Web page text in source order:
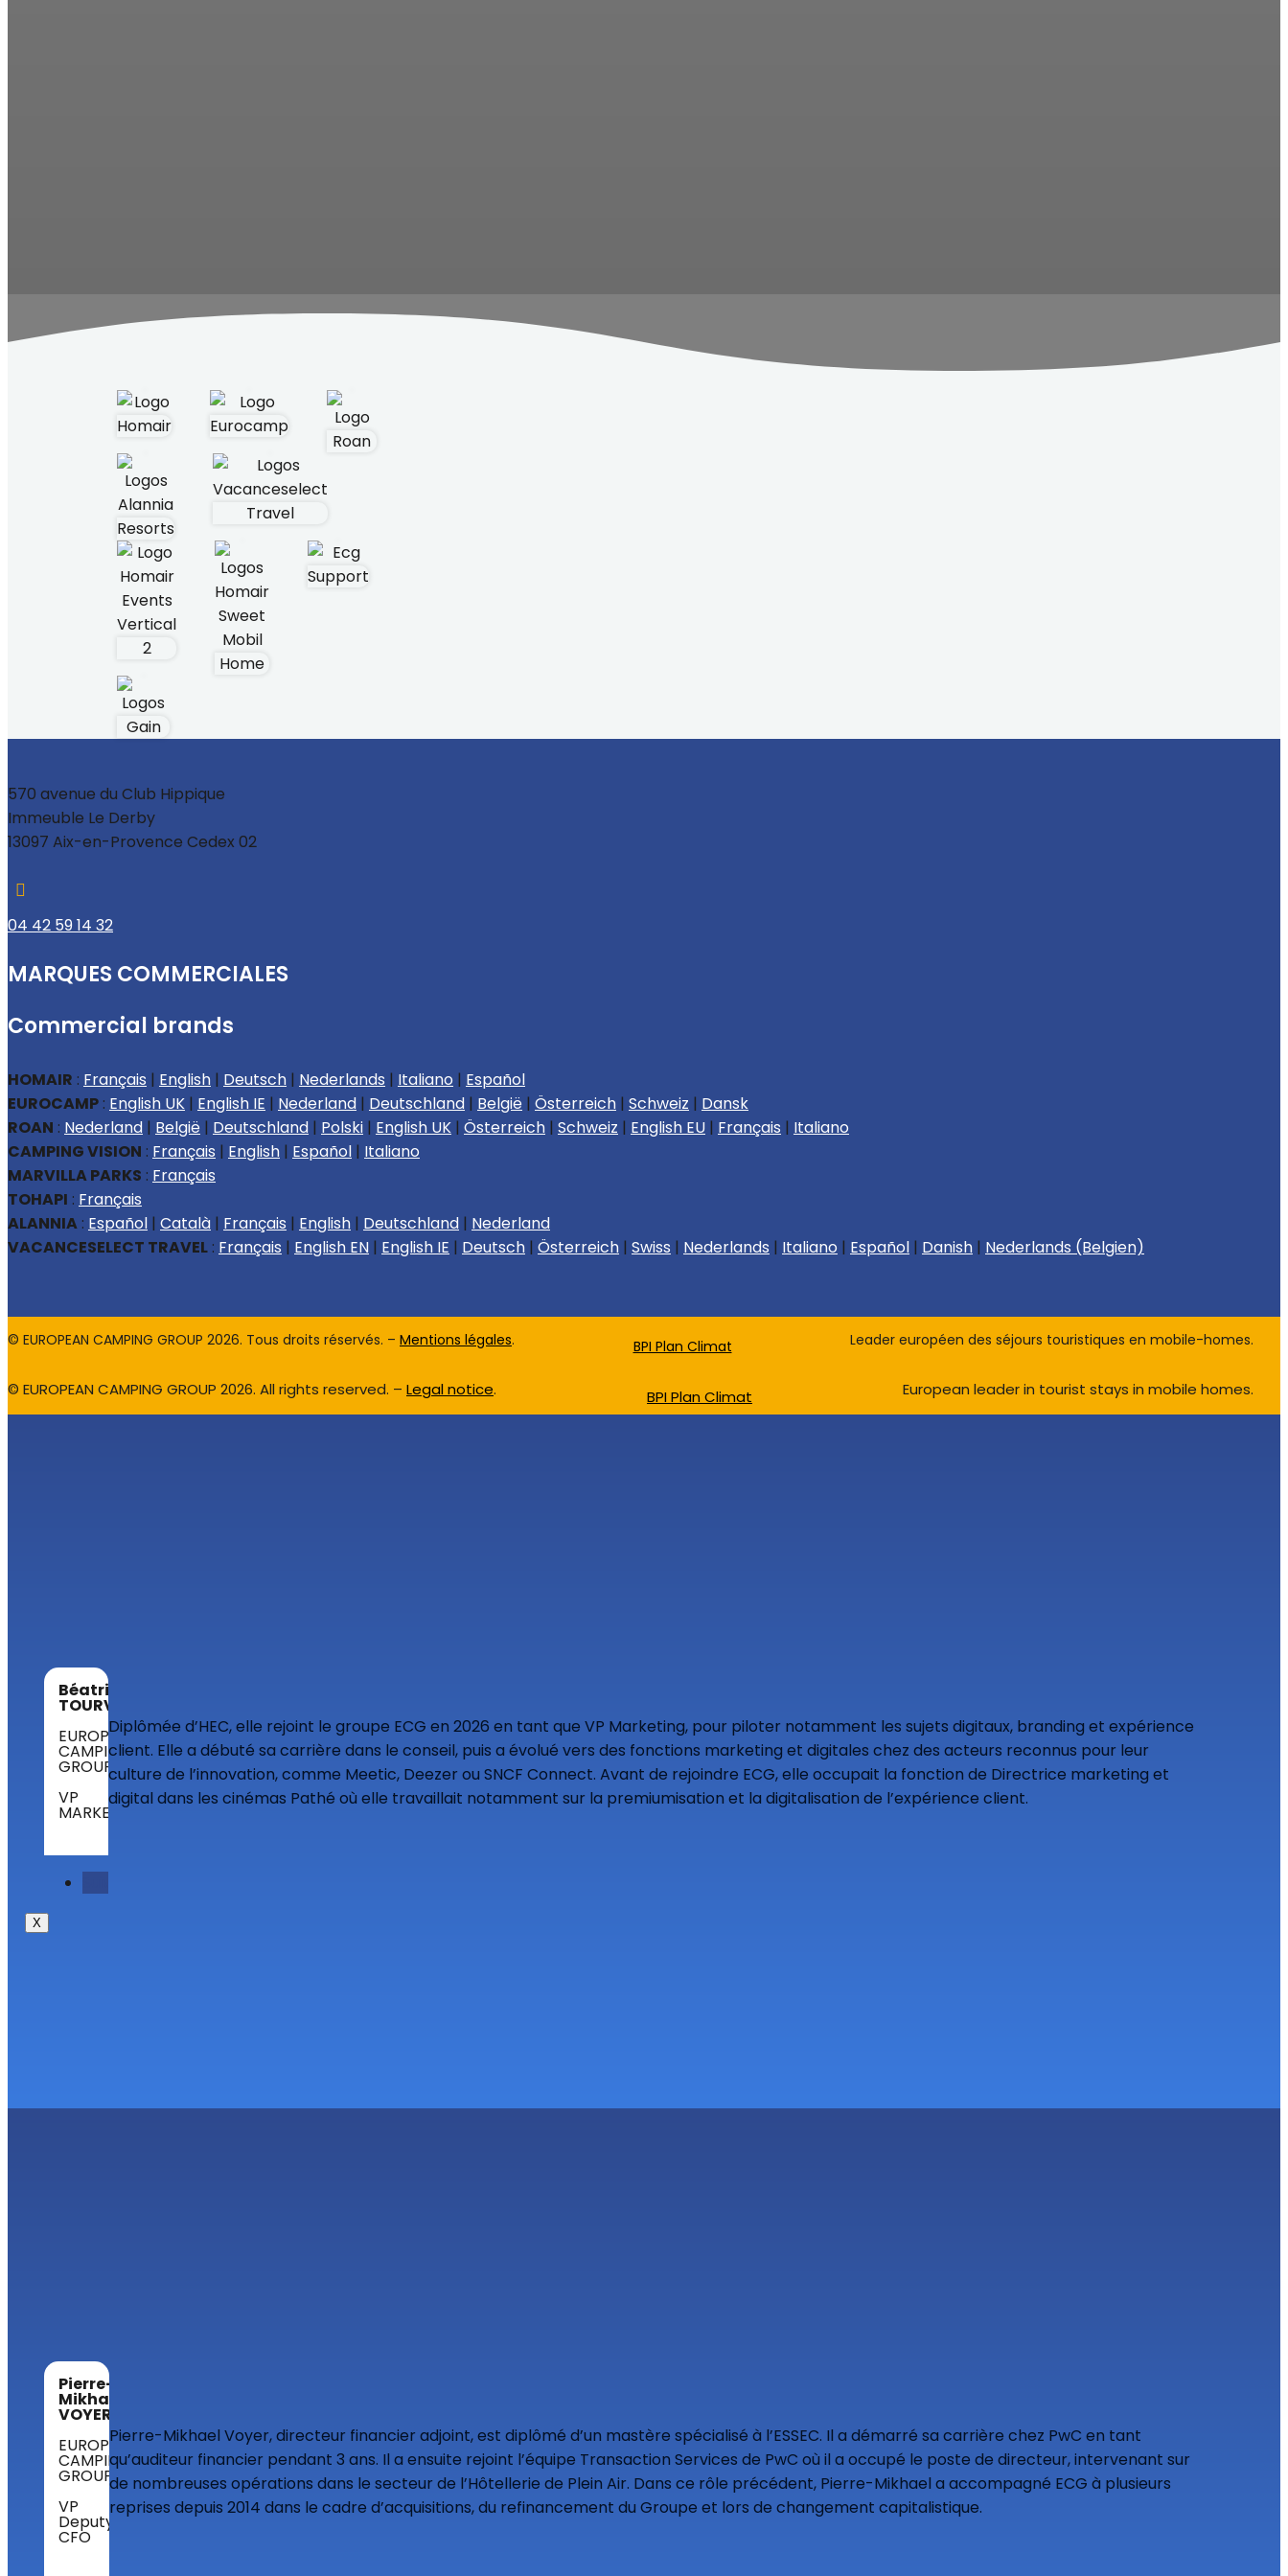
570 avenue du Club Hippique
Immeuble Le Derby
13097 Aix-en-Provence Cedex 02

04 42 59 14 32
MARQUES COMMERCIALES
Commercial brands
HOMAIR : Français | English | Deutsch | Nederlands | Italiano | Español
EUROCAMP : English UK | English IE | Nederland | Deutschland | België | Österreich | Schweiz | Dansk
ROAN : Nederland | België | Deutschland | Polski | English UK | Österreich | Schweiz | English EU | Français | Italiano
CAMPING VISION : Français | English | Español | Italiano
MARVILLA PARKS : Français
TOHAPI : Français
ALANNIA : Español | Català | Français | English | Deutschland | Nederland
VACANCESELECT TRAVEL : Français | English EN | English IE | Deutsch | Österreich | Swiss | Nederlands | Italiano | Español | Danish | Nederlands (Belgien)
© EUROPEAN CAMPING GROUP 2026. Tous droits réservés. – Mentions légales. BPI Plan Climat Leader européen des séjours touristiques en mobile-homes.
© EUROPEAN CAMPING GROUP 2026. All rights reserved. – Legal notice. BPI Plan Climat European leader in tourist stays in mobile homes.
Béatrice
TOURVIEILLE
EUROPEAN
CAMPING
GROUP
VP
MARKETING
Diplômée d’HEC, elle rejoint le groupe ECG en 2026 en tant que VP Marketing, pour piloter notamment les sujets digitaux, branding et expérience
client. Elle a débuté sa carrière dans le conseil, puis a évolué vers des fonctions marketing et digitales chez des acteurs reconnus pour leur
culture de l’innovation, comme Meetic, Deezer ou SNCF Connect. Avant de rejoindre ECG, elle occupait la fonction de Directrice marketing et
digital dans les cinémas Pathé où elle travaillait notamment sur la premiumisation et la digitalisation de l’expérience client.
X
Pierre-
Mikhael
VOYER
EUROPEAN
CAMPING
GROUP
VP
Deputy
CFO
Pierre-Mikhael Voyer, directeur financier adjoint, est diplômé d’un mastère spécialisé à l’ESSEC. Il a démarré sa carrière chez PwC en tant
qu’auditeur financier pendant 3 ans. Il a ensuite rejoint l’équipe Transaction Services de PwC où il a occupé le poste de directeur, intervenant sur
de nombreuses opérations dans le secteur de l’Hôtellerie de Plein Air. Dans ce rôle précédent, Pierre-Mikhael a accompagné ECG à plusieurs
reprises depuis 2014 dans le cadre d’acquisitions, du refinancement du Groupe et lors de changement capitalistique.